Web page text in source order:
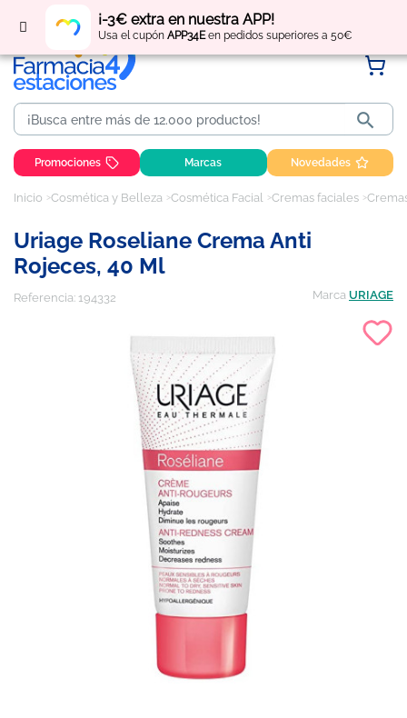
¡-3€ extra en nuestra APP!
Usa el cupón APP34Een pedidos superiores a 50€
Regístratey obtén puntos por tus compras

Promociones Marcas Novedades
Inicio Cosmética y Belleza Cosmética Facial Cremas faciales
Uriage Roseliane Crema Anti
Rojeces, 40 Ml
Referencia: 194332 Marca URIAGE